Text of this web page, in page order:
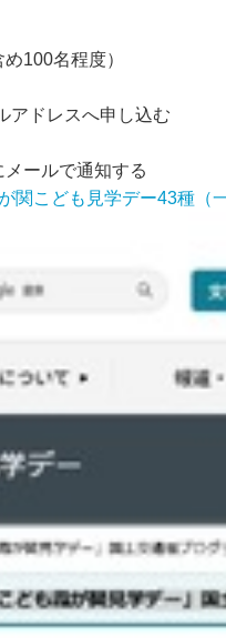
100名程度）
アドレスへ申し込む
ールで通知する
関こども見学デー43種